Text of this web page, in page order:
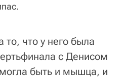
то, что у него была
с Денисом
быть и мышца, и